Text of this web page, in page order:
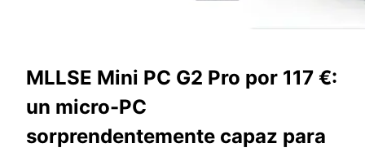
MLLSE Mini PC G2 Pro por 117 €:
un micro-PC
sorprendentemente capaz para